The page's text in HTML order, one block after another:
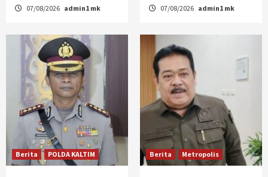
07/08/2026 admin1 mk 07/08/2026 admin1 mk
Berita POLDA KALTIM Berita Metropolis